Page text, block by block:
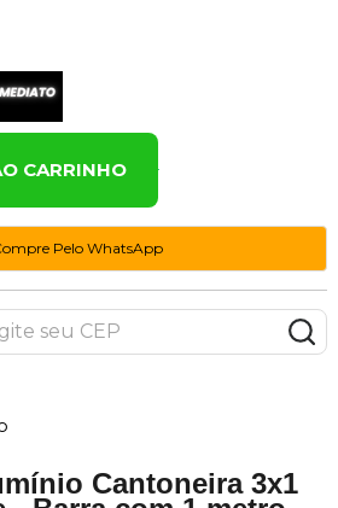
CARRINHO
Pelo WhatsApp
Cantoneira 3x1